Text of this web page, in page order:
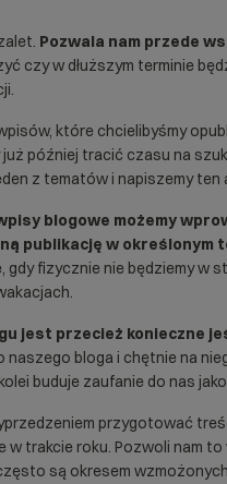
Pozwala nam przede
czy w dłuższym terminie
które chcielibyśmy
później tracić czasu na
z tematów i napiszemy ten
blogowe możemy
publikację w określonym
fizycznie nie będziemy w
jest przecież konieczne
naszego bloga i chętnie na
buduje zaufanie do nas
przygotować
w trakcie roku. Pozwoli nam
są okresem